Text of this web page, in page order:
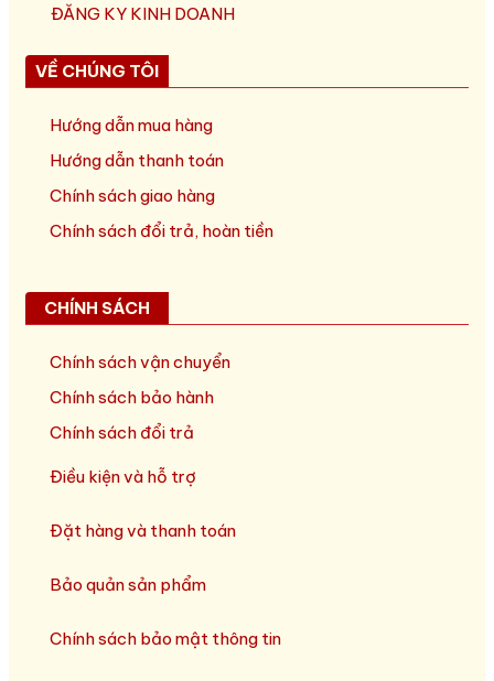
Hướng dẫn mua hàng
Hướng dẫn thanh toán
Chính sách giao hàng
Chính sách đổi trả, hoàn tiền
ĐĂNG KY KINH DOANH
VỀ CHÚNG TÔI
CHÍNH SÁCH
Chính sách vận chuyển
Chính sách bảo hành
Chính sách đổi trả
Điều kiện và hỗ trợ
Đặt hàng và thanh toán
Bảo quản sản phẩm
Chính sách bảo mật thông tin